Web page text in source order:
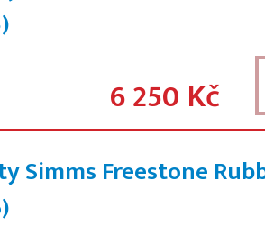
6 250 Kč
Simms Freestone